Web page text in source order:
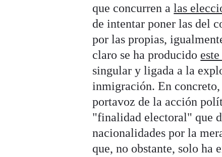
que concurren alas
de intentar poner las del
por las propias,
claro se ha producido
singular y ligada a la
inmigración. En
portavoz de la acción
"finalidad electoral" que
nacionalidades por la
que, no obstante, solo ha